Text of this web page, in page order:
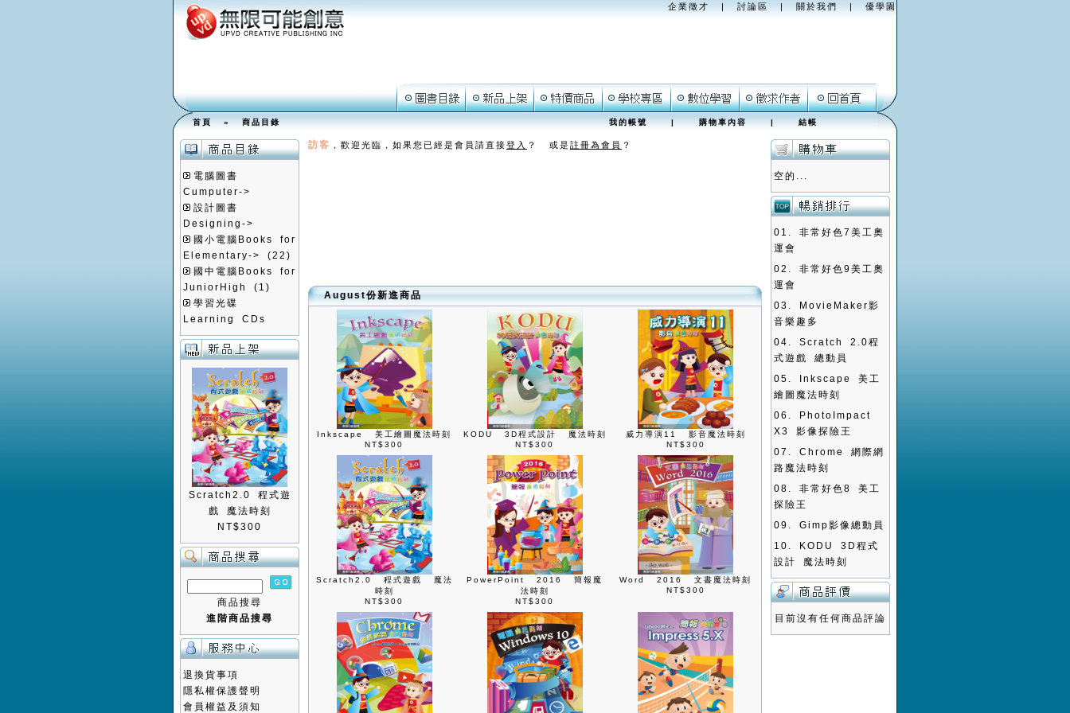
企業徵才 | 討論區 | 關於我們 | 優學園
首頁»商品目錄 我的帳號|購物車內容|結帳
電腦圖書
Cumputer->
設計圖書
Designing->
國小電腦Books for
Elementary->
(22)
國中電腦Books for
JuniorHigh
(1)
學習光碟
Learning CDs
Scratch2.0 程式遊
戲 魔法時刻
NT$300
商品搜尋
進階商品搜尋
退換貨事項
隱私權保護聲明
會員權益及須知
訪客 ，歡迎光臨，如果您已經是會員請直接登入 ？ 或是 註冊為會員 ？
August份新進商品
Inkscape 美工繪圖魔法時刻
NT$300
KODU 3D程式設計 魔法時刻
NT$300
威力導演11 影音魔法時刻
NT$300
Scratch2.0 程式遊戲 魔法
時刻
NT$300
PowerPoint 2016 簡報魔
法時刻
NT$300
Word 2016 文書魔法時刻
NT$300
空的...
01. 非常好色7美工奧
運會
02. 非常好色9美工奧
運會
03.
MovieMaker影
音樂趣多
04. Scratch 2.0程
式遊戲 總動員
05.
Inkscape 美工
繪圖魔法時刻
06.
PhotoImpact
X3 影像探險王
07. Chrome 網際網
路魔法時刻
08. 非常好色8 美工
探險王
09. Gimp影像總動員
10.
KODU 3D程式
設計 魔法時刻
目前沒有任何商品評論